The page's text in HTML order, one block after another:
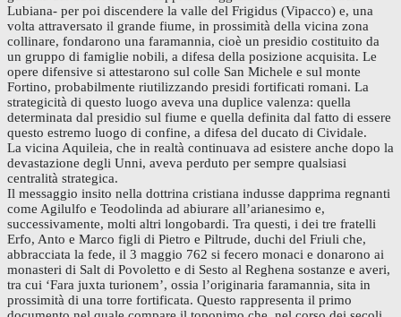
Lubiana- per poi discendere la valle del Frigidus (Vipacco) e, una
volta attraversato il grande fiume, in prossimità della vicina zona
collinare, fondarono una faramannia, cioè un presidio costituito da
un gruppo di famiglie nobili, a difesa della posizione acquisita. Le
opere difensive si attestarono sul colle San Michele e sul monte
Fortino, probabilmente riutilizzando presidi fortificati romani. La
strategicità di questo luogo aveva una duplice valenza: quella
determinata dal presidio sul fiume e quella definita dal fatto di essere
questo estremo luogo di confine, a difesa del ducato di Cividale.
La vicina Aquileia, che in realtà continuava ad esistere anche dopo la
devastazione degli Unni, aveva perduto per sempre qualsiasi
centralità strategica.
Il messaggio insito nella dottrina cristiana indusse dapprima regnanti
come Agilulfo e Teodolinda ad abiurare all’arianesimo e,
successivamente, molti altri longobardi. Tra questi, i dei tre fratelli
Erfo, Anto e Marco figli di Pietro e Piltrude, duchi del Friuli che,
abbracciata la fede, il 3 maggio 762 si fecero monaci e donarono ai
monasteri di Salt di Povoletto e di Sesto al Reghena sostanze e averi,
tra cui ‘Fara juxta turionem’, ossia l’originaria faramannia, sita in
prossimità di una torre fortificata. Questo rappresenta il primo